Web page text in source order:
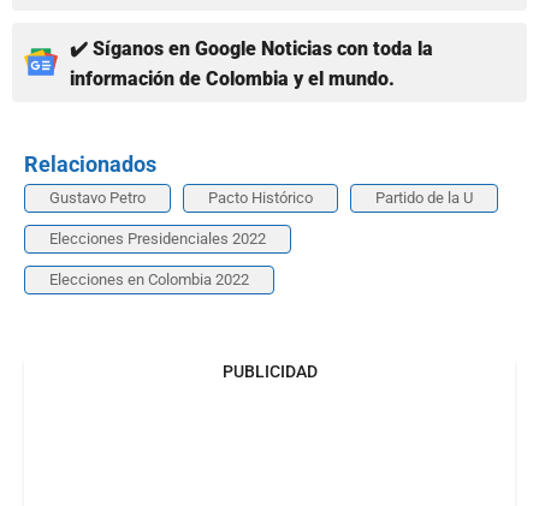
✔️ Síganos en Google Noticias con toda la
información de Colombia y el mundo.
Relacionados
Gustavo Petro Pacto Histórico Partido de la U
Elecciones Presidenciales 2022
Elecciones en Colombia 2022
PUBLICIDAD